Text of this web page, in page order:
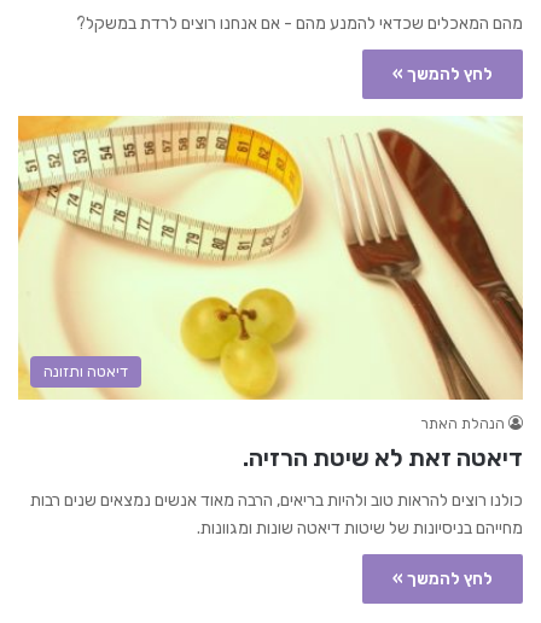
מהם המאכלים שכדאי להמנע מהם - אם אנחנו רוצים לרדת במשקל?
לחץ להמשך »
דיאטה ותזונה
הנהלת האתר
דיאטה זאת לא שיטת הרזיה.
כולנו רוצים להראות טוב ולהיות בריאים, הרבה מאוד אנשים נמצאים שנים רבות
מחייהם בניסיונות של שיטות דיאטה שונות ומגוונות.
לחץ להמשך »